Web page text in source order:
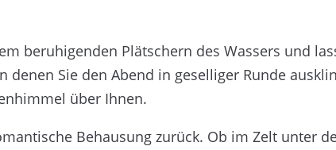
beruhigenden Plätschern des Wassers und
Sie den Abend in geselliger Runde
über Ihnen.
Behausung zurück. Ob im Zelt unter